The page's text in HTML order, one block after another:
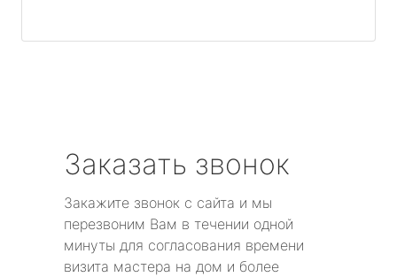
Заказать звонок
Закажите звонок с сайта и мы
перезвоним Вам в течении одной
минуты для согласования времени
визита мастера на дом и более